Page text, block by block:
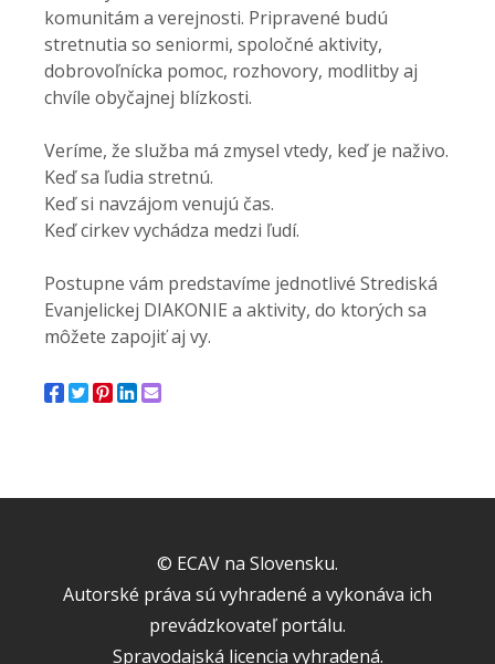
komunitám a verejnosti. Pripravené budú
stretnutia so seniormi, spoločné aktivity,
dobrovoľnícka pomoc, rozhovory, modlitby aj
chvíle obyčajnej blízkosti.
Veríme, že služba má zmysel vtedy, keď je naživo.
Keď sa ľudia stretnú.
Keď si navzájom venujú čas.
Keď cirkev vychádza medzi ľudí.
Postupne vám predstavíme jednotlivé Strediská
Evanjelickej DIAKONIE a aktivity, do ktorých sa
môžete zapojiť aj vy.
© ECAV na Slovensku.
Autorské práva sú vyhradené a vykonáva ich
prevádzkovateľ portálu.
Spravodajská licencia vyhradená.